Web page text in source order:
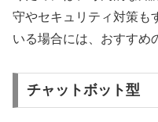
守やセキュリティ対策も
いる場合には、おすすめ
チャットボット型